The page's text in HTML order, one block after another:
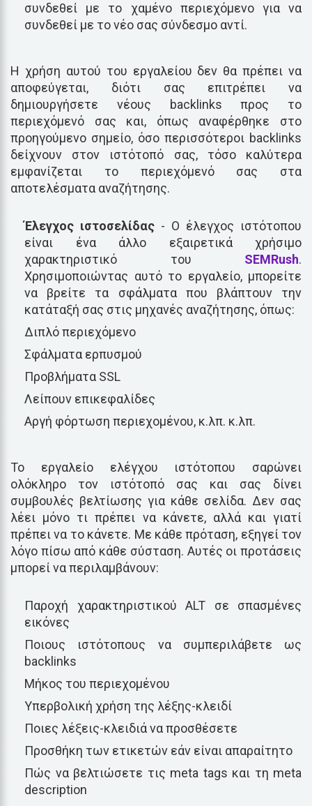
συνδεθεί με το χαμένο περιεχόμενο για να
συνδεθεί με το νέο σας σύνδεσμο αντί.
Η χρήση αυτού του εργαλείου δεν θα πρέπει να
αποφεύγεται, διότι σας επιτρέπει να
δημιουργήσετε νέους backlinks προς το
περιεχόμενό σας και, όπως αναφέρθηκε στο
προηγούμενο σημείο, όσο περισσότεροι backlinks
δείχνουν στον ιστότοπό σας, τόσο καλύτερα
εμφανίζεται το περιεχόμενό σας στα
αποτελέσματα αναζήτησης.
Έλεγχος ιστοσελίδας - Ο έλεγχος ιστότοπου
είναι ένα άλλο εξαιρετικά χρήσιμο
χαρακτηριστικό του SEMRush.
Χρησιμοποιώντας αυτό το εργαλείο, μπορείτε
να βρείτε τα σφάλματα που βλάπτουν την
κατάταξή σας στις μηχανές αναζήτησης, όπως:
Διπλό περιεχόμενο
Σφάλματα ερπυσμού
Προβλήματα SSL
Λείπουν επικεφαλίδες
Αργή φόρτωση περιεχομένου, κ.λπ. κ.λπ.
Το εργαλείο ελέγχου ιστότοπου σαρώνει
ολόκληρο τον ιστότοπό σας και σας δίνει
συμβουλές βελτίωσης για κάθε σελίδα. Δεν σας
λέει μόνο τι πρέπει να κάνετε, αλλά και γιατί
πρέπει να το κάνετε. Με κάθε πρόταση, εξηγεί τον
λόγο πίσω από κάθε σύσταση. Αυτές οι προτάσεις
μπορεί να περιλαμβάνουν:
Παροχή χαρακτηριστικού ALT σε σπασμένες
εικόνες
Ποιους ιστότοπους να συμπεριλάβετε ως
backlinks
Μήκος του περιεχομένου
Υπερβολική χρήση της λέξης-κλειδί
Ποιες λέξεις-κλειδιά να προσθέσετε
Προσθήκη των ετικετών εάν είναι απαραίτητο
Πώς να βελτιώσετε τις meta tags και τη meta
description